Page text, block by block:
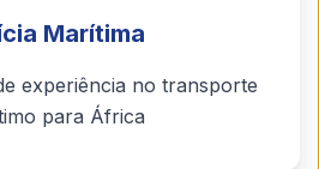
Marítima
experiência no transporte
para África